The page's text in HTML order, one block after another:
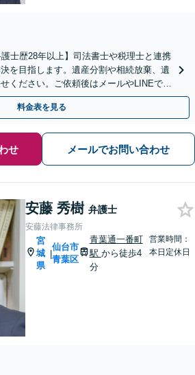
護士歴28年以上】司法書士や税理士と連携
を目指します。遺産分割や相続放棄、遺
ください。ご依頼後はメールやLINEでの
一番町駅5分】
料金表を見る
せ メールでお問い合わせ
安藤 秀樹 弁護士
安藤法律事務所
宮
城
県
|
仙台市
青葉区
青葉通一番町
駅 から徒歩4
分
営業時間：
本日定休日